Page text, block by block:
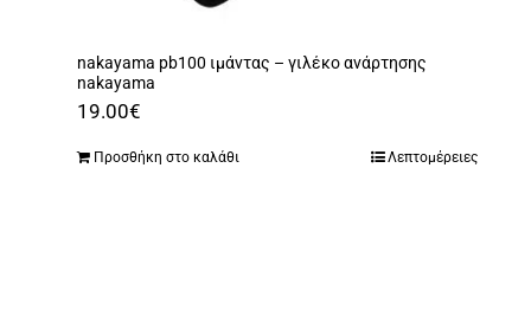
nakayama pb100 ιμάντας – γιλέκο ανάρτησης
nakayama
19.00€
Προσθήκη στο καλάθι Λεπτομέρειες